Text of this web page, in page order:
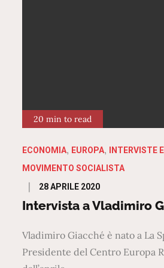
20 min to read
ECONOMIA EUROPA
INTERVISTE
MOVIMENTO SOCIALISTA
Posted
on
28 APRILE 2020
Intervista a Vladimiro
Vladimiro Giacché è nato a La
Presidente del Centro Europa